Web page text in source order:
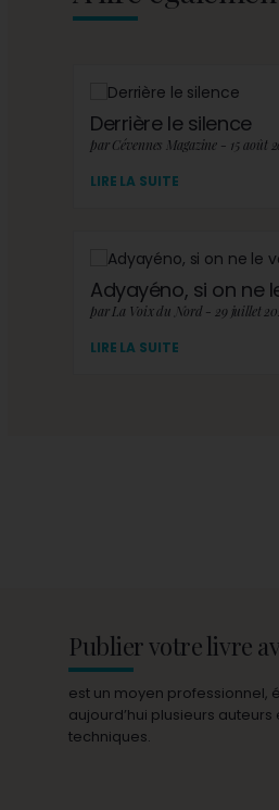
Derrière le silence
par Cévennes Magazine - 15 août
LIRE LA SUITE
Adyayéno, si on ne
par La Voix du Nord - 29 juillet
LIRE LA SUITE
Publier votre livre
est un moyen professionnel,
aujourd’hui plusieurs
techniques.